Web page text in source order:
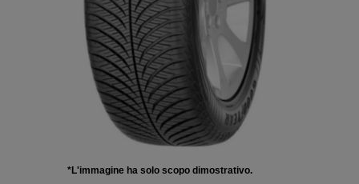
*L'immagine ha solo scopo dimostrativo.